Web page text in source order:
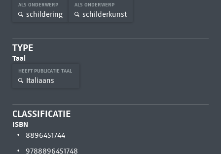
ALS ONDERWERP
schildering
ALS ONDERWERP
schilderkunst
TYPE
Taal
HEEFT PUBLICATIE TAAL
Italiaans
CLASSIFICATIE
ISBN
8896451744
9788896451748